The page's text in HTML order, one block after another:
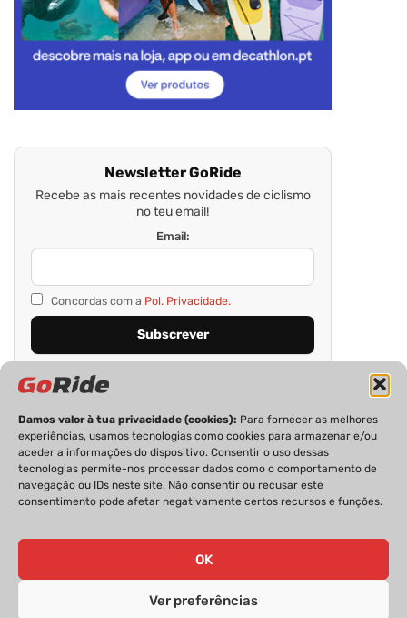
Damos valor à tua privacidade (cookies): Para fornecer as melhores
experiências, usamos tecnologias como cookies para armazenar e/ou
aceder a informações do dispositivo. Consentir o uso dessas
tecnologias permite-nos processar dados como o comportamento de
navegação ou IDs neste site. Não consentir ou recusar este
consentimento pode afetar negativamente certos recursos e funções.
OK
Ver preferências
Newsletter GoRide
Recebe as mais recentes novidades de ciclismo
no teu email!
Email:
Concordas com a Pol. Privacidade.
PRIVACIDADE FICHA TÉCNICA
ESTATUTO EDITORIAL